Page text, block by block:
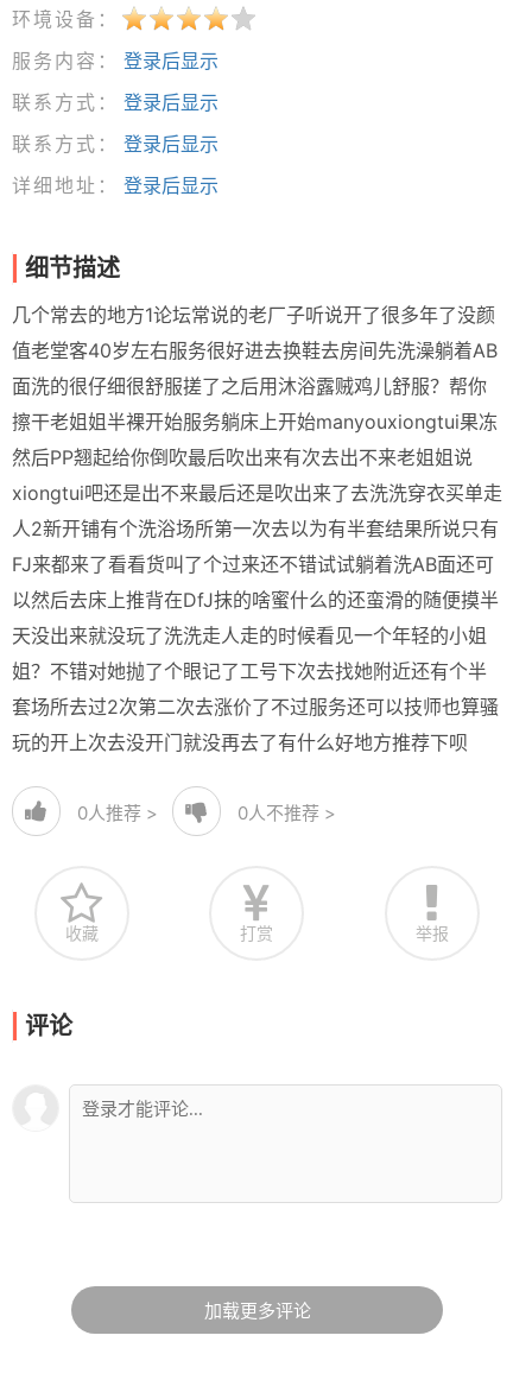
环境设备：
服务内容：
登录后显示
联系方式：
登录后显示
联系方式：
登录后显示
详细地址：
登录后显示
细节描述
几个常去的地方1论坛常说的老厂子听说开了很多年了没颜
值老堂客40岁左右服务很好进去换鞋去房间先洗澡躺着AB
面洗的很仔细很舒服搓了之后用沐浴露贼鸡儿舒服？帮你
擦干老姐姐半裸开始服务躺床上开始manyouxiongtui果冻
然后PP翘起给你倒吹最后吹出来有次去出不来老姐姐说
xiongtui吧还是出不来最后还是吹出来了去洗洗穿衣买单走
人2新开铺有个洗浴场所第一次去以为有半套结果所说只有
FJ来都来了看看货叫了个过来还不错试试躺着洗AB面还可
以然后去床上推背在DfJ抹的啥蜜什么的还蛮滑的随便摸半
天没出来就没玩了洗洗走人走的时候看见一个年轻的小姐
姐？不错对她抛了个眼记了工号下次去找她附近还有个半
套场所去过2次第二次去涨价了不过服务还可以技师也算骚
玩的开上次去没开门就没再去了有什么好地方推荐下呗
0人推荐 > 0人不推荐 >
收藏 打赏 举报
评论
加载更多评论